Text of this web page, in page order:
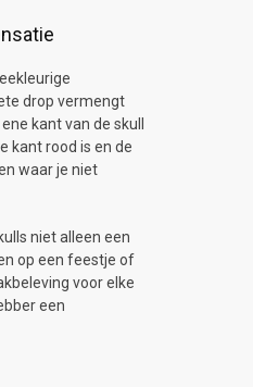
drop vermengt
kant van de skull
kant rood is en de
waar je niet
niet alleen een
op een feestje of
voor elke
een